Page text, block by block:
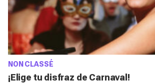
NON CLASSÉ
¡Elige tu disfraz de Carnaval!